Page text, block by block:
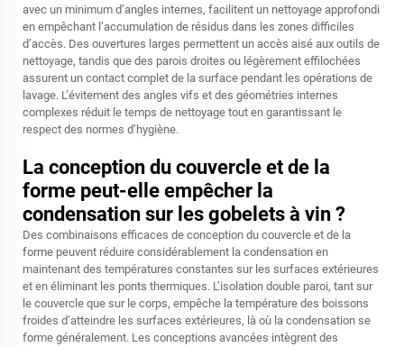
avec un minimum d’angles internes, facilitent un nettoyage approfondi
en empêchant l’accumulation de résidus dans les zones difficiles
d’accès. Des ouvertures larges permettent un accès aisé aux outils de
nettoyage, tandis que des parois droites ou légèrement effilochées
assurent un contact complet de la surface pendant les opérations de
lavage. L’évitement des angles vifs et des géométries internes
complexes réduit le temps de nettoyage tout en garantissant le
respect des normes d’hygiène.
La conception du couvercle et de la
forme peut-elle empêcher la
condensation sur les gobelets à vin ?
Des combinaisons efficaces de conception du couvercle et de la
forme peuvent réduire considérablement la condensation en
maintenant des températures constantes sur les surfaces extérieures
et en éliminant les ponts thermiques. L’isolation double paroi, tant sur
le couvercle que sur le corps, empêche la température des boissons
froides d’atteindre les surfaces extérieures, là où la condensation se
forme généralement. Les conceptions avancées intègrent des